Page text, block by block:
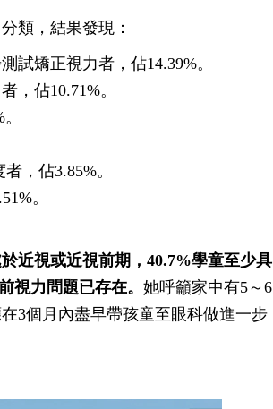
類，結果發現：
試矯正視力者，佔14.39%。
，佔10.71%。
，佔3.85%。
。
近視或近視前期，40.7%學童至少具
視力問題已存在。 她呼籲家中有5～6
3個月內盡早帶孩童至眼科做進一步